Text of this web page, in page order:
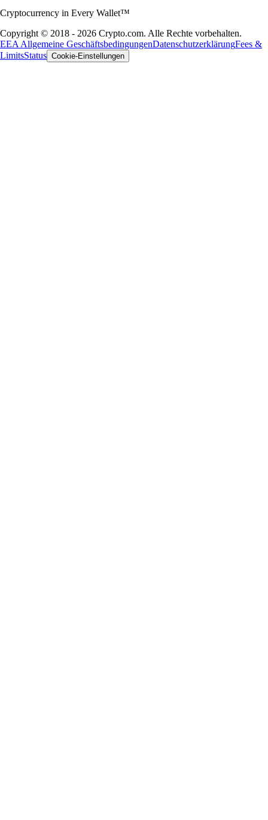
Cryptocurrency in Every Wallet™
Copyright © 2018 - 2026 Crypto.com. Alle Rechte vorbehalten.
EEA Allgemeine GeschäftsbedingungenDatenschutzerklärungFees &
LimitsStatus Cookie-Einstellungen